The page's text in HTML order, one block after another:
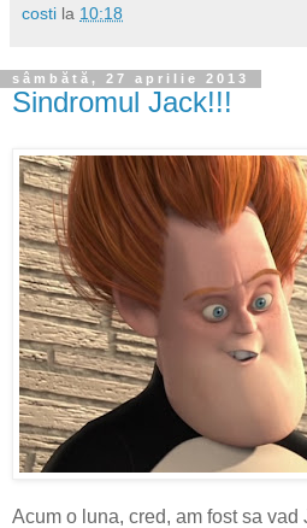
costi la 10:18
sâmbătă, 27 aprilie 2013
Sindromul Jack!!!
Acum o luna, cred, am fost sa